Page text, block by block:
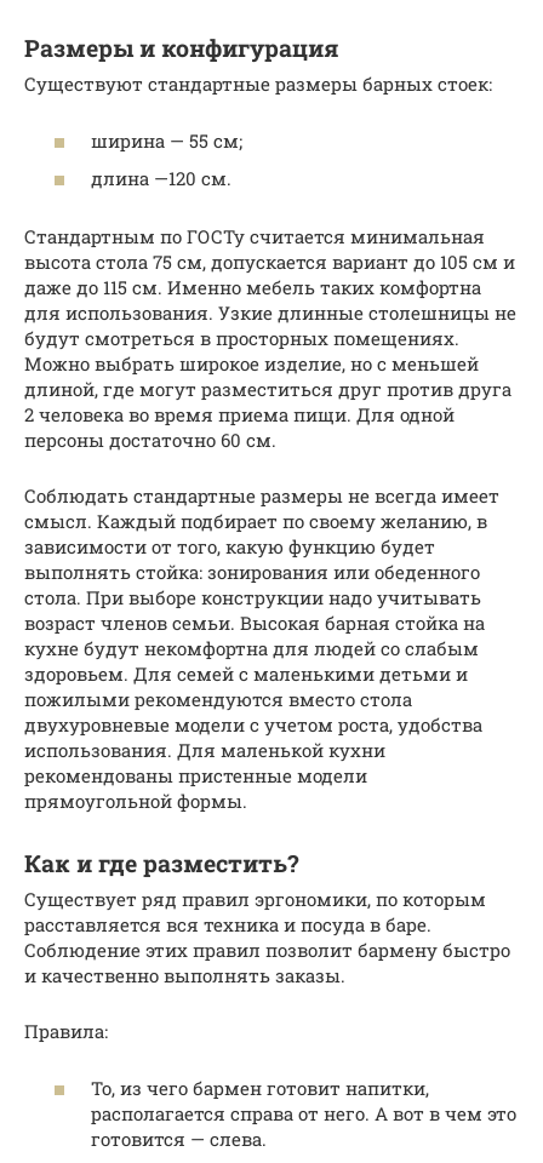
Размеры и конфигурация
Существуют стандартные размеры барных стоек:
ширина — 55 см;
длина —120 см.
Стандартным по ГОСТу считается минимальная
высота стола 75 см, допускается вариант до 105 см и
даже до 115 см. Именно мебель таких комфортна
для использования. Узкие длинные столешницы не
будут смотреться в просторных помещениях.
Можно выбрать широкое изделие, но с меньшей
длиной, где могут разместиться друг против друга
2 человека во время приема пищи. Для одной
персоны достаточно 60 см.
Соблюдать стандартные размеры не всегда имеет
смысл. Каждый подбирает по своему желанию, в
зависимости от того, какую функцию будет
выполнять стойка: зонирования или обеденного
стола. При выборе конструкции надо учитывать
возраст членов семьи. Высокая барная стойка на
кухне будут некомфортна для людей со слабым
здоровьем. Для семей с маленькими детьми и
пожилыми рекомендуются вместо стола
двухуровневые модели с учетом роста, удобства
использования. Для маленькой кухни
рекомендованы пристенные модели
прямоугольной формы.
Как и где разместить?
Существует ряд правил эргономики, по которым
расставляется вся техника и посуда в баре.
Соблюдение этих правил позволит бармену быстро
и качественно выполнять заказы.
Правила:
То, из чего бармен готовит напитки,
располагается справа от него. А вот в чем это
готовится — слева.